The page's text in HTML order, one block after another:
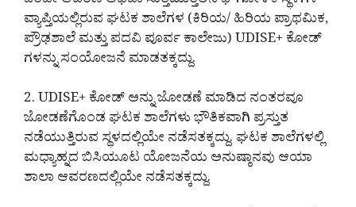
ವ್ಯಾಪ್ತಿಯಲ್ಲಿರುವ ಘಟಕ ಶಾಲೆಗಳ (ಕಿರಿಯ/ ಹಿರಿಯ ಪ್ರಾಥಮಿಕ,
ಪ್ರೌಢಶಾಲೆ ಮತ್ತು ಪದವಿ ಪೂರ್ವ ಕಾಲೇಜು) UDISE+ ಕೋಡ್
ಗಳನ್ನು ಸಂಯೋಜನೆ ಮಾಡತಕ್ಕದ್ದು.
2. UDISE+ ಕೋಡ್ ಅನ್ನು ಜೋಡಣೆ ಮಾಡಿದ ನಂತರವೂ
ಜೋಡಣೆಗೊಂಡ ಘಟಕ ಶಾಲೆಗಳು ಭೌತಿಕವಾಗಿ ಪ್ರಸ್ತುತ
ನಡೆಯುತ್ತಿರುವ ಸ್ಥಳದಲ್ಲಿಯೇ ನಡೆಸತಕ್ಕದ್ದು. ಘಟಕ ಶಾಲೆಗಳಲ್ಲಿ
ಮಧ್ಯಾಹ್ನದ ಬಿಸಿಯೂಟ ಯೋಜನೆಯ ಅನುಷ್ಠಾನವು ಆಯಾ
ಶಾಲಾ ಆವರಣದಲ್ಲಿಯೇ ನಡೆಸತಕ್ಕದ್ದು.